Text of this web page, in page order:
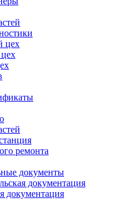
цех
ремонта
документы
документация
документация